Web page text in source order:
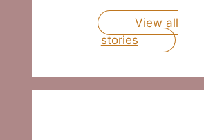
लॉन्च होने वाली है
|View all
stories